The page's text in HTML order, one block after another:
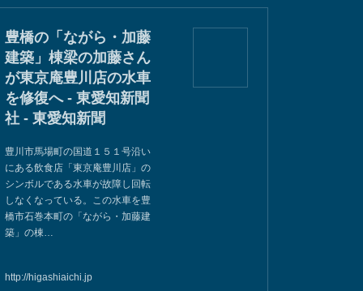
豊橋の「ながら・加藤
建築」棟梁の加藤さん
が東京庵豊川店の水車
を修復へ - 東愛知新聞
社 - 東愛知新聞
豊川市馬場町の国道１５１号沿い
にある飲食店「東京庵豊川店」の
シンボルである水車が故障し回転
しなくなっている。この水車を豊
橋市石巻本町の「ながら・加藤建
築」の棟…
http://higashiaichi.jp